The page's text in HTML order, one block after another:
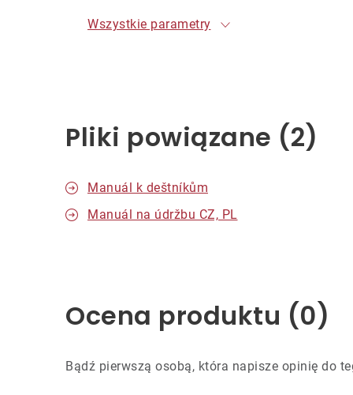
Wszystkie parametry
Pliki powiązane (2)
Manuál k deštníkům
Manuál na údržbu CZ, PL
Ocena produktu (0)
Bądź pierwszą osobą, która napisze opinię do